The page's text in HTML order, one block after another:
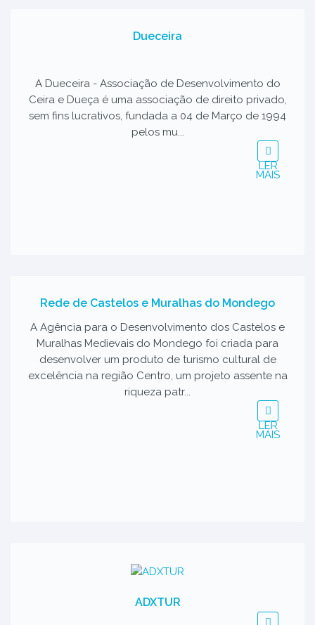
Dueceira
A Dueceira - Associação de Desenvolvimento do
Ceira e Dueça é uma associação de direito privado,
sem fins lucrativos, fundada a 04 de Março de 1994
pelos mu...
LER
MAIS
Rede de Castelos e Muralhas do Mondego
A Agência para o Desenvolvimento dos Castelos e
Muralhas Medievais do Mondego foi criada para
desenvolver um produto de turismo cultural de
excelência na região Centro, um projeto assente na
riqueza patr...
LER
MAIS
ADXTUR